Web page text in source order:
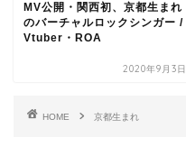
MV公開・関西初、京都生まれ
のバーチャルロックシンガー /
Vtuber・ROA
2020年9月3日
HOME 京都生まれ